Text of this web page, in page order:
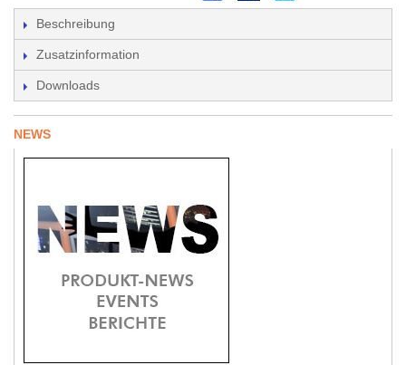
Beschreibung
Zusatzinformation
Downloads
NEWS